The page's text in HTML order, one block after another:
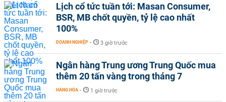
Lịch cổ tức tuần tới: Masan Consumer,
BSR, MB chốt quyền, tỷ lệ cao nhất
100%
DOANH NGHIỆP - 3 giờ trước
Ngân hàng Trung ương Trung Quốc mua
thêm 20 tấn vàng trong tháng 7
HÀNG HÓA - 1 giờ trước